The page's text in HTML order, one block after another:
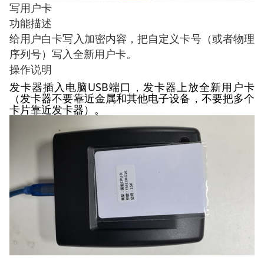
写用户卡
功能描述
给用户白卡写入加密内容，把自定义卡号（或者物理
序列号）写入全新用户卡。
操作说明
发卡器插入电脑USB端口，发卡器上放全新用户卡
（发卡器不要靠近金属和其他电子设备，不要把多个
卡片靠近发卡器）。